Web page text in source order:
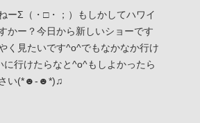
ーΣ（・□・；）もしかしてハワイ
かー？今日から新しいショーです
く見たいです^o^でもなかなか行け
行けたらなと^o^もしよかったら
さい(*☻-☻*)♫